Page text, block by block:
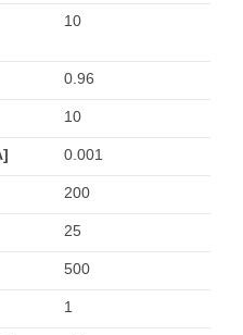
10
0.96
10
0.001
200
25
500
1